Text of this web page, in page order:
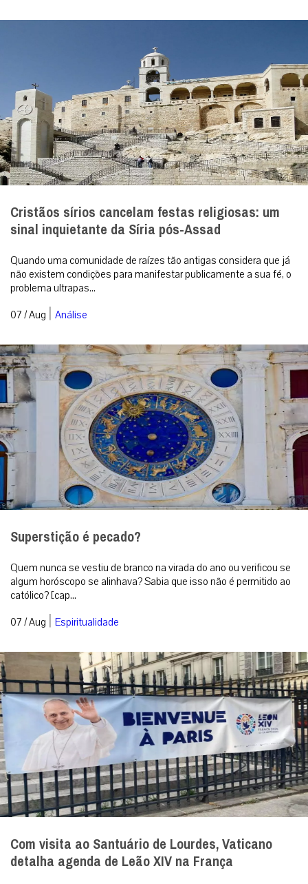
Cristãos sírios cancelam festas religiosas: um
sinal inquietante da Síria pós-Assad
Quando uma comunidade de raízes tão antigas considera que já
não existem condições para manifestar publicamente a sua fé, o
problema ultrapas...
07 / Aug | Análise
Superstição é pecado?
Quem nunca se vestiu de branco na virada do ano ou verificou se
algum horóscopo se alinhava? Sabia que isso não é permitido ao
católico? [cap...
07 / Aug | Espiritualidade
Com visita ao Santuário de Lourdes, Vaticano
detalha agenda de Leão XIV na França